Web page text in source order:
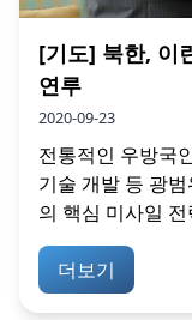
[기도] 북한, 이
연루
2020-09-23
전통적인 우방국
기술 개발 등 광
의 핵심 미사일
더보기